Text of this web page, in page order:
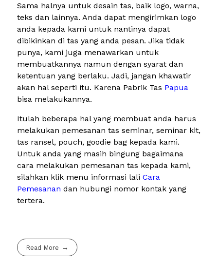
Sama halnya untuk desain tas, baik logo, warna,
teks dan lainnya. Anda dapat mengirimkan logo
anda kepada kami untuk nantinya dapat
dibikinkan di tas yang anda pesan. Jika tidak
punya, kami juga menawarkan untuk
membuatkannya namun dengan syarat dan
ketentuan yang berlaku. Jadi, jangan khawatir
akan hal seperti itu. Karena Pabrik Tas Papua
bisa melakukannya.
Itulah beberapa hal yang membuat anda harus
melakukan pemesanan tas seminar, seminar kit,
tas ransel, pouch, goodie bag kepada kami.
Untuk anda yang masih bingung bagaimana
cara melakukan pemesanan tas kepada kami,
silahkan klik menu informasi lali Cara
Pemesanan dan hubungi nomor kontak yang
tertera.
Read More